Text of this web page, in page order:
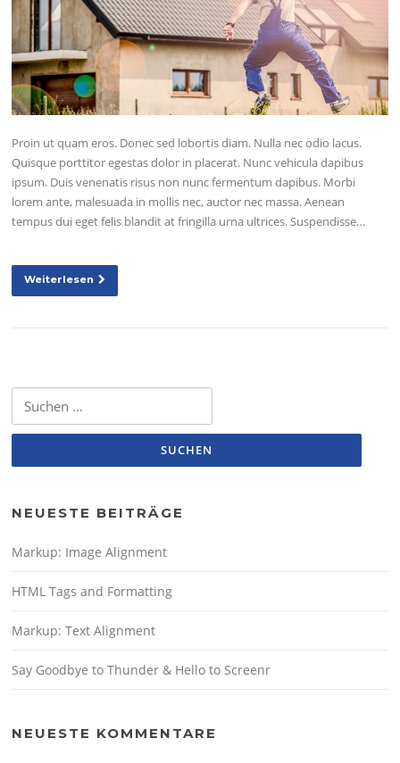
Proin ut quam eros. Donec sed lobortis diam. Nulla nec odio lacus.
Quisque porttitor egestas dolor in placerat. Nunc vehicula dapibus
ipsum. Duis venenatis risus non nunc fermentum dapibus. Morbi
lorem ante, malesuada in mollis nec, auctor nec massa. Aenean
tempus dui eget felis blandit at fringilla urna ultrices. Suspendisse…
Weiterlesen
nach:
NEUESTE BEITRÄGE
Markup: Image Alignment
HTML Tags and Formatting
Markup: Text Alignment
Say Goodbye to Thunder & Hello to Screenr
NEUESTE KOMMENTARE